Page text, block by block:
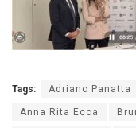
Tags: Adriano Panatta
Anna Rita Ecca